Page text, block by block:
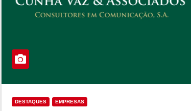
DESTAQUES EMPRESAS